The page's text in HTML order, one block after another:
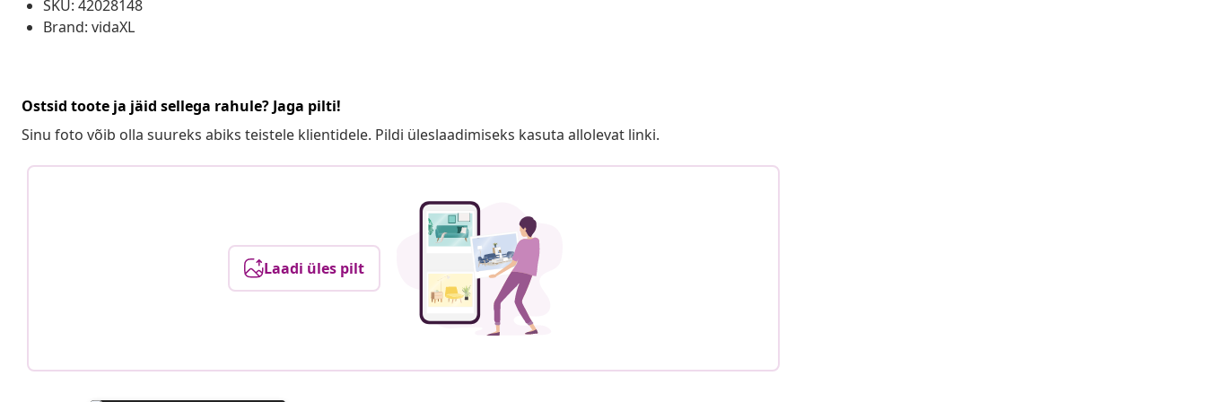
SKU: 42028148
Brand: vidaXL
Ostsid toote ja jäid sellega rahule? Jaga pilti!
Sinu foto võib olla suureks abiks teistele klientidele. Pildi üleslaadimiseks kasuta allolevat linki.
Laadi üles pilt